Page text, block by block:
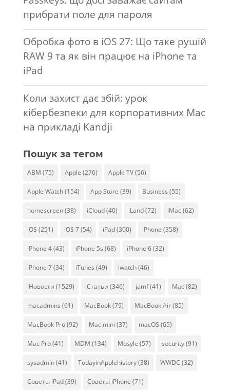
прибрати поле для пароля
Обробка фото в iOS 27: Що таке рушій
RAW 9 та як він працює на iPhone та
iPad
Коли захист дає збій: урок
кібербезпеки для корпоративних Mac
на прикладі Kandji
Пошук за тегом
ABM (75) Apple (276) Apple TV(56)
Apple Watch(154) App Store (39) Business (55)
homescreen(38) iCloud(40) iLand(72) iMac (62)
iOS (251) iOS 7(54) iPad(300) iPhone (358)
iPhone 4(43) iPhone 5s (68) iPhone 6(32)
iPhone 7(34) iTunes (49) iwatch(46)
iНовости (1529) iСтатьи (346) jamf(41) Mac (82)
macadmins (61) MacBook(79) MacBook Air(85)
MacBook Pro(92) Mac mini (37) macOS (65)
Mac Pro(41) MDM (134) Mosyle (57) security(91)
sysadmin(41) TodayinApplehistory(38) WWDC (32)
Советы iPad(39) Советы iPhone (71)